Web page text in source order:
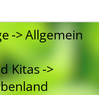
Allgemein
Kitas